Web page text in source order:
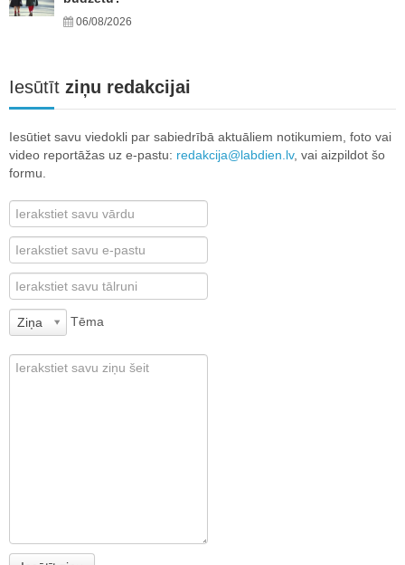
06/08/2026
Iesūtīt ziņu redakcijai
Iesūtiet savu viedokli par sabiedrībā aktuāliem notikumiem, foto vai
video reportāžas uz e-pastu: redakcija@labdien.lv, vai aizpildot šo
formu.
Ziņa Tēma